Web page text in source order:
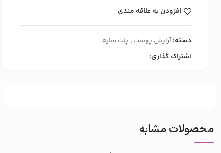
افزودن به علاقه مندی
دسته:آرایش پوست, پلت سایه
اشتراک گذاری:
محصولات مشابه